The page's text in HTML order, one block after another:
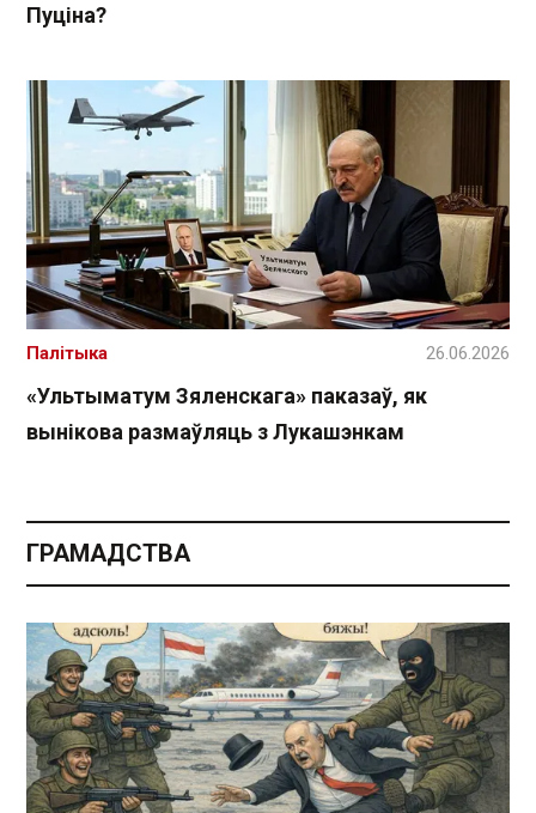
Пуціна?
«Ультыматум Зяленскага» паказаў, як
вынікова размаўляць з Лукашэнкам
Палітыка 26.06.2026
ГРАМАДСТВА